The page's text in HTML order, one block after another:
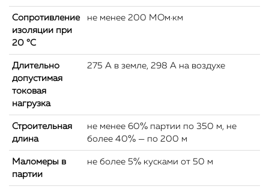
Сопротивление
изоляции при
20 °С
не менее 200 МОм·км
Длительно
допустимая
токовая
нагрузка
275 А в земле, 298 А на воздухе
Строительная
длина
не менее 60% партии по 350 м, не
более 40% — по 200 м
Маломеры в
партии
не более 5% кусками от 50 м